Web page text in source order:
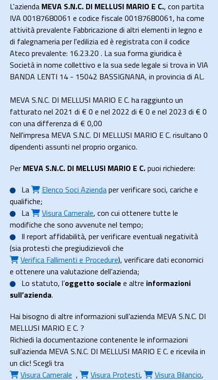
L'azienda MEVA S.N.C. DI MELLUSI MARIO E C., con partita
IVA 00187680061 e codice fiscale 00187680061, ha come
attività prevalente Fabbricazione di altri elementi in legno e
di falegnameria per l'edilizia ed è registrata con il codice
Ateco prevalente: 16.23.20 . La sua forma giuridica è
Società in nome collettivo e la sua sede legale si trova in VIA
BANDA LENTI 14 - 15042 BASSIGNANA, in provincia di AL.
MEVA S.N.C. DI MELLUSI MARIO E C. ha raggiunto un
fatturato nel 2021 di € 0 e nel 2022 di € 0 e nel 2023 di € 0
con una differenza di € 0,00
Nell'impresa MEVA S.N.C. DI MELLUSI MARIO E C. risultano 0
dipendenti assunti nel proprio organico.
Per MEVA S.N.C. DI MELLUSI MARIO E C.puoi richiedere:
La
Elenco Soci Aziendaper verificare soci, cariche e
qualifiche;
La
Visura Camerale, con cui ottenere tutte le
modifiche che sono avvenute nel tempo;
Il report affidabilità, per verificare eventuali negatività
(sia protesti che pregiudizievoli che
Verifica Fallimenti e Procedure), verificare dati economici
e ottenere una valutazione dell’azienda;
Lo statuto, l’oggetto sociale e altre informazioni
sull’azienda.
Hai bisogno di altre informazioni sull’azienda MEVA S.N.C. DI
MELLUSI MARIO E C. ?
Richiedi la documentazione contenente le informazioni
sull’azienda MEVA S.N.C. DI MELLUSI MARIO E C. e ricevila in
un clic! Scegli tra
Visura Camerale , Visura Protesti, Visura Bilancio,